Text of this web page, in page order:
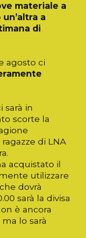
materiale a
a
di
agosto ci
sarà in
scorte la
di LNA
acquistato il
utilizzare
dovrà
sarà la divisa
è ancora
lo sarà